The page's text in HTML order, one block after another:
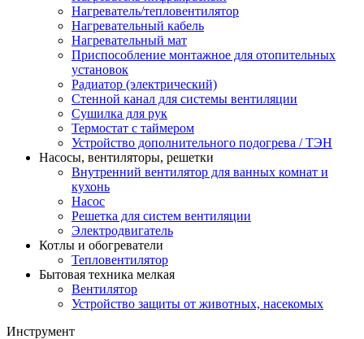
Нагреватель/тепловентилятор
Нагревательный кабель
Нагревательный мат
Приспособление монтажное для отопительных
установок
Радиатор (электрический)
Стенной канал для системы вентиляции
Сушилка для рук
Термостат с таймером
Устройство дополнительного подогрева / ТЭН
Насосы, вентиляторы, решетки
Внутренний вентилятор для ванных комнат и
кухонь
Насос
Решетка для систем вентиляции
Электродвигатель
Котлы и обогреватели
Тепловентилятор
Бытовая техника мелкая
Вентилятор
Устройство защиты от животных, насекомых
Инструмент